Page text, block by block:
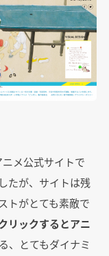
メ公式サイトで
たが、サイトは残
トがとても素敵で
リックするとアニ
、とてもダイナミ